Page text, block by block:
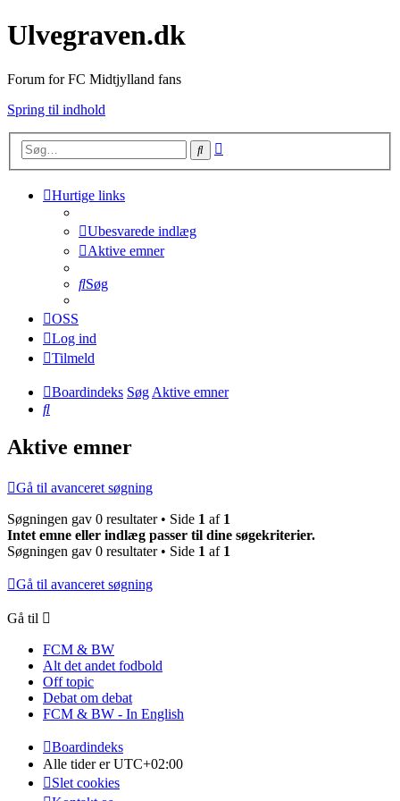
Ulvegraven.dk
Forum for FC Midtjylland fans
Spring til indhold
Søg
Hurtige links
Ubesvarede indlæg
Aktive emner
Søg
OSS
Log ind
Tilmeld
Boardindeks SøgAktive emner
Søg
Aktive emner
Gå til avanceret søgning
Søgningen gav 0 resultater • Side 1 af 1
Intet emne eller indlæg passer til dine søgekriterier.
Søgningen gav 0 resultater • Side 1 af 1
Gå til avanceret søgning
Gå til
FCM & BW
Alt det andet fodbold
Off topic
Debat om debat
FCM & BW - In English
Boardindeks
Alle tider erUTC+02:00
Slet cookies